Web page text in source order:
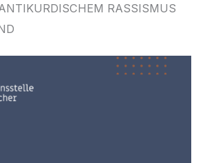
RASSISMUS